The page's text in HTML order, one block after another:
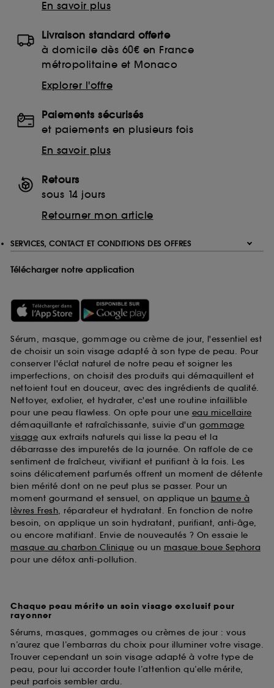
En savoir plus
Livraison standard offerte
à domicile dès 60€ en France
métropolitaine et Monaco
Explorer l'offre
Paiements sécurisés
et paiements en plusieurs fois
En savoir plus
Retours
sous 14 jours
Retourner mon article
SERVICES, CONTACT ET CONDITIONS DES OFFRES
Télécharger notre application
Sérum, masque, gommage ou crème de jour, l'essentiel est
de choisir un soin visage adapté à son type de peau. Pour
conserver l'éclat naturel de notre peau et soigner les
imperfections, on choisit des produits qui démaquillent et
nettoient tout en douceur, avec des ingrédients de qualité.
Nettoyer, exfolier, et hydrater, c'est une routine infaillible
pour une peau flawless. On opte pour une eau micellaire
démaquillante et rafraîchissante, suivie d'un gommage
visage aux extraits naturels qui lisse la peau et la
débarrasse des impuretés de la journée. On raffole de ce
sentiment de fraîcheur, vivifiant et purifiant à la fois. Les
soins délicatement parfumés offrent un moment de détente
bien mérité dont on ne peut plus se passer. Pour un
moment gourmand et sensuel, on applique un baume à
lèvres Fresh, réparateur et hydratant. En fonction de notre
besoin, on applique un soin hydratant, purifiant, anti-âge,
ou encore matifiant. Envie de nouveautés ? On essaie le
masque au charbon Clinique ou un masque boue Sephora
pour une détox anti-pollution.
Chaque peau mérite un soin visage exclusif pour
rayonner
Sérums, masques, gommages ou crèmes de jour : vous
n’aurez que l’embarras du choix pour illuminer votre visage.
Trouver cependant un soin visage adapté à votre type de
peau, pour lui accorder toute l’attention qu’elle mérite,
peut parfois sembler ardu.